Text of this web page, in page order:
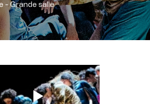
- Grande salle
Réserver